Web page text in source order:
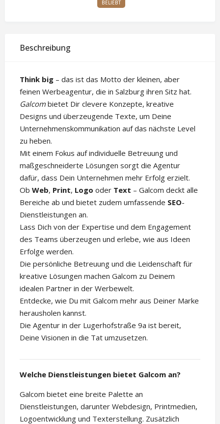
BELIEBT
Beschreibung
Think big – das ist das Motto der kleinen, aber
feinen Werbeagentur, die in Salzburg ihren Sitz hat.
Galcom bietet Dir clevere Konzepte, kreative
Designs und überzeugende Texte, um Deine
Unternehmenskommunikation auf das nächste Level
zu heben.
Mit einem Fokus auf individuelle Betreuung und
maßgeschneiderte Lösungen sorgt die Agentur
dafür, dass Dein Unternehmen mehr Erfolg erzielt.
Ob Web, Print, Logo oder Text – Galcom deckt alle
Bereiche ab und bietet zudem umfassende SEO-
Dienstleistungen an.
Lass Dich von der Expertise und dem Engagement
des Teams überzeugen und erlebe, wie aus Ideen
Erfolge werden.
Die persönliche Betreuung und die Leidenschaft für
kreative Lösungen machen Galcom zu Deinem
idealen Partner in der Werbewelt.
Entdecke, wie Du mit Galcom mehr aus Deiner Marke
herausholen kannst.
Die Agentur in der Lugerhofstraße 9a ist bereit,
Deine Visionen in die Tat umzusetzen.
Welche Dienstleistungen bietet Galcom an?
Galcom bietet eine breite Palette an
Dienstleistungen, darunter Webdesign, Printmedien,
Logoentwicklung und Texterstellung. Zusätzlich